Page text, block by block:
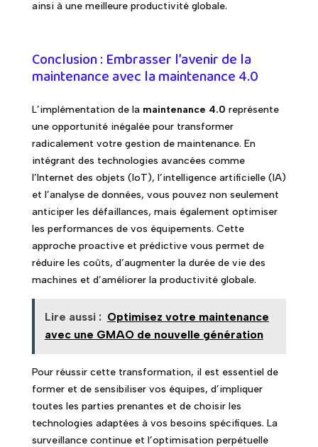
ainsi à une meilleure productivité globale.
Conclusion : Embrasser l’avenir de la
maintenance avec la maintenance 4.0
L’implémentation de la maintenance 4.0 représente
une opportunité inégalée pour transformer
radicalement votre gestion de maintenance. En
intégrant des technologies avancées comme
l’Internet des objets (IoT), l’intelligence artificielle (IA)
et l’analyse de données, vous pouvez non seulement
anticiper les défaillances, mais également optimiser
les performances de vos équipements. Cette
approche proactive et prédictive vous permet de
réduire les coûts, d’augmenter la durée de vie des
machines et d’améliorer la productivité globale.
Lire aussi : Optimisez votre maintenance
avec une GMAO de nouvelle génération
Pour réussir cette transformation, il est essentiel de
former et de sensibiliser vos équipes, d’impliquer
toutes les parties prenantes et de choisir les
technologies adaptées à vos besoins spécifiques. La
surveillance continue et l’optimisation perpétuelle